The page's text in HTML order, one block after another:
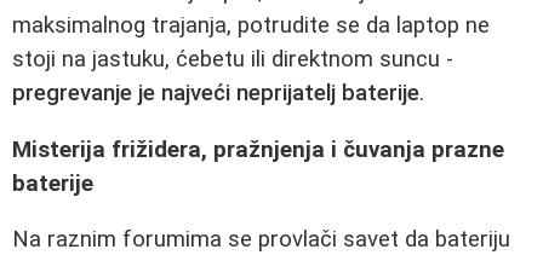
maksimalnog trajanja, potrudite se da laptop ne
stoji na jastuku, ćebetu ili direktnom suncu -
pregrevanje je najveći neprijatelj baterije.
Misterija frižidera, pražnjenja i čuvanja prazne
baterije
Na raznim forumima se provlači savet da bateriju